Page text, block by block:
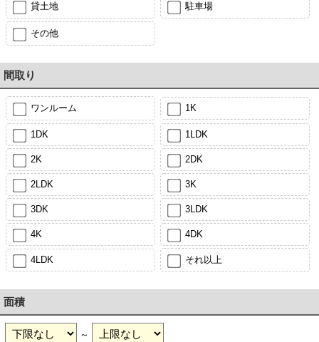
貸土地 駐車場
その他
間取り
ワンルーム 1K
1DK 1LDK
2K 2DK
2LDK 3K
3DK 3LDK
4K 4DK
4LDK それ以上
面積
～